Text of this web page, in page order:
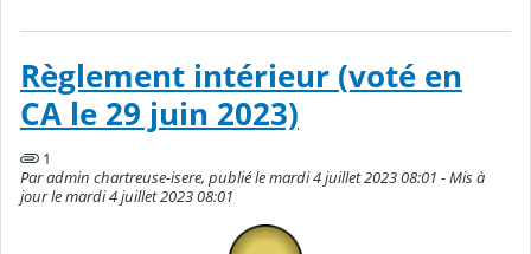
Règlement intérieur (voté en
CA le 29 juin 2023)
1
Par admin chartreuse-isere, publié le mardi 4 juillet 2023 08:01 - Mis à
jour le mardi 4 juillet 2023 08:01